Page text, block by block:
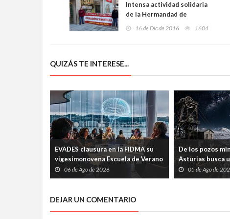
Intensa actividad solidaria
de la Hermandad de
Estudiantes
16 de Dic de 2016 1604
QUIZÁS TE INTERESE...
EVADES clausura en la FIDMA su
vigesimonovena Escuela de Verano
con una mesa redonda abierta
sobre pensamiento crítico y
06 de Ago de 2026
De los pozos
Asturias busca
carrera espacial
05 de Ago de
DEJAR UN COMENTARIO